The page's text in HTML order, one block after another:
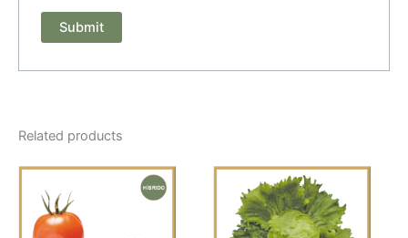
Related products